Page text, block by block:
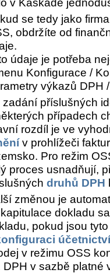
se tedy jako
obdržíte od
údaje je potřeba
Konfigurace /
výkazů DPH /
zadání příslušných
případech
rozdíl je ve
v prohlížeči
Pro režim
proces usnadňují,
druhů DPH
změnou je
dokladu
pokud jsou
účetnictví
v režimu OSS
DPH v sazbě platné